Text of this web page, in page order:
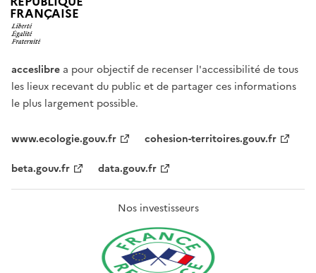
FRANÇAISE
acceslibre a pour objectif de recenser l'accessibilité de tous
les lieux recevant du public et de partager ces informations
le plus largement possible.
www.ecologie.gouv.fr
cohesion-territoires.gouv.fr
beta.gouv.fr
data.gouv.fr
Nos investisseurs